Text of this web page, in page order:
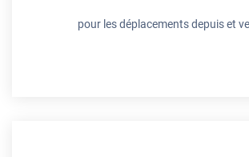
pour les déplacements depuis et